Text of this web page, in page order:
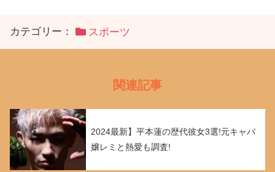
カテゴリー： スポーツ
関連記事
2024最新】平本蓮の歴代彼女3選!元キャバ
嬢レミと熱愛も調査!